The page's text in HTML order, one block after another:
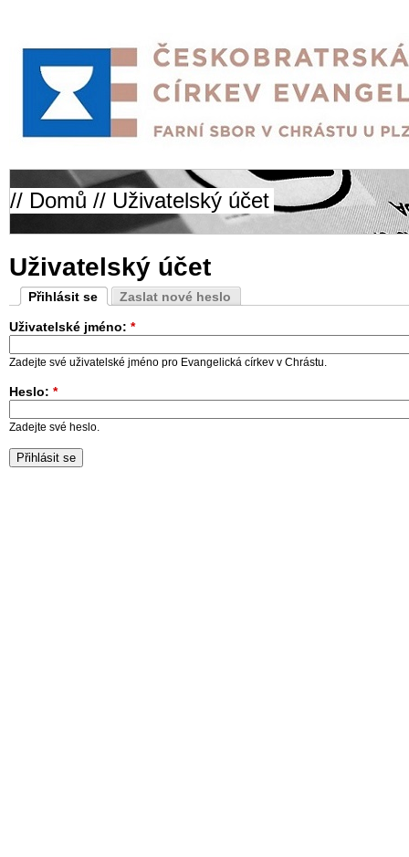
// Domů // Uživatelský účet
Uživatelský účet
Přihlásit se Zaslat nové heslo
Uživatelské jméno: *
Zadejte své uživatelské jméno pro Evangelická církev v Chrástu.
Heslo: *
Zadejte své heslo.